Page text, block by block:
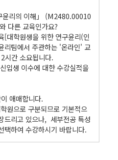
리의 이해」 (M2480.00010
다른 교육인가요?
[대학원생을 위한 연구윤리(인
리팀에서 주관하는 '온라인' 교
시간 소요됩니다.
입생 이수에 대한 수강실적을
애매합니다.
원으로 구분되므로 기본적으
드리고 있으나, 세부전공 특성
택하여 수강하시기 바랍니다.